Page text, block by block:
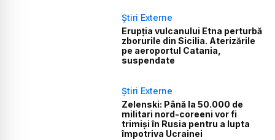
Știri Externe
Erupția vulcanului Etna perturbă
zborurile din Sicilia. Aterizările
pe aeroportul Catania,
suspendate
Știri Externe
Zelenski: Până la 50.000 de
militari nord-coreeni vor fi
trimiși în Rusia pentru a lupta
împotriva Ucrainei